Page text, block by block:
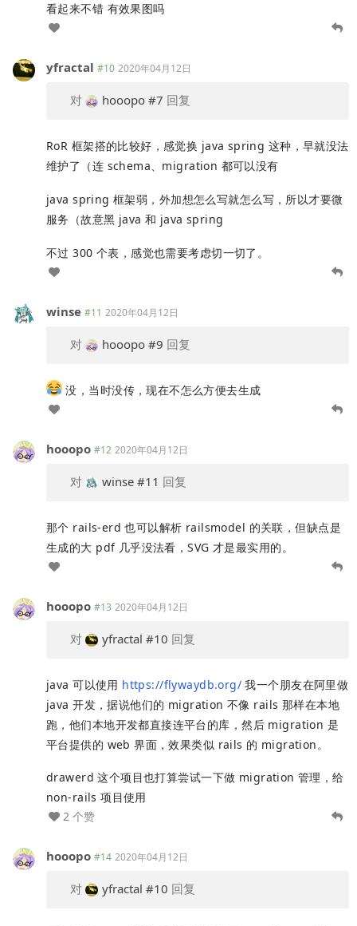
看起来不错 有效果图吗
yfractal #10 2020年04月12日
对 hooopo #7 回复
RoR 框架搭的比较好，感觉换 java spring 这种，早就没法
维护了（连 schema、migration 都可以没有
java spring 框架弱，外加想怎么写就怎么写，所以才要微
服务（故意黑 java 和 java spring
不过 300 个表，感觉也需要考虑切一切了。
winse #11 2020年04月12日
对 hooopo #9 回复
没，当时没传，现在不怎么方便去生成
hooopo #12 2020年04月12日
对 winse #11 回复
那个 rails-erd 也可以解析 railsmodel 的关联，但缺点是
生成的大 pdf 几乎没法看，SVG 才是最实用的。
hooopo #13 2020年04月12日
对 yfractal #10 回复
java 可以使用 https://flywaydb.org/ 我一个朋友在阿里做
java 开发，据说他们的 migration 不像 rails 那样在本地
跑，他们本地开发都直接连平台的库，然后 migration 是
平台提供的 web 界面，效果类似 rails 的 migration。
drawerd 这个项目也打算尝试一下做 migration 管理，给
non-rails 项目使用
2 个赞
hooopo #14 2020年04月12日
对 yfractal #10 回复